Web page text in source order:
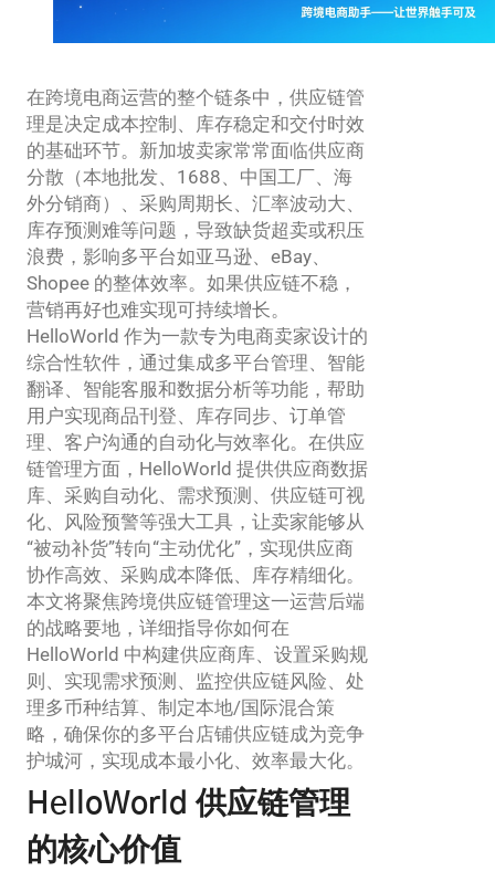
在跨境电商运营的整个链条中，供应链管
理是决定成本控制、库存稳定和交付时效
的基础环节。新加坡卖家常常面临供应商
分散（本地批发、1688、中国工厂、海
外分销商）、采购周期长、汇率波动大、
库存预测难等问题，导致缺货超卖或积压
浪费，影响多平台如亚马逊、eBay、
Shopee 的整体效率。如果供应链不稳，
营销再好也难实现可持续增长。
HelloWorld 作为一款专为电商卖家设计的
综合性软件，通过集成多平台管理、智能
翻译、智能客服和数据分析等功能，帮助
用户实现商品刊登、库存同步、订单管
理、客户沟通的自动化与效率化。在供应
链管理方面，HelloWorld 提供供应商数据
库、采购自动化、需求预测、供应链可视
化、风险预警等强大工具，让卖家能够从
“被动补货”转向“主动优化”，实现供应商
协作高效、采购成本降低、库存精细化。
本文将聚焦跨境供应链管理这一运营后端
的战略要地，详细指导你如何在
HelloWorld 中构建供应商库、设置采购规
则、实现需求预测、监控供应链风险、处
理多币种结算、制定本地/国际混合策
略，确保你的多平台店铺供应链成为竞争
护城河，实现成本最小化、效率最大化。
HelloWorld 供应链管理
的核心价值